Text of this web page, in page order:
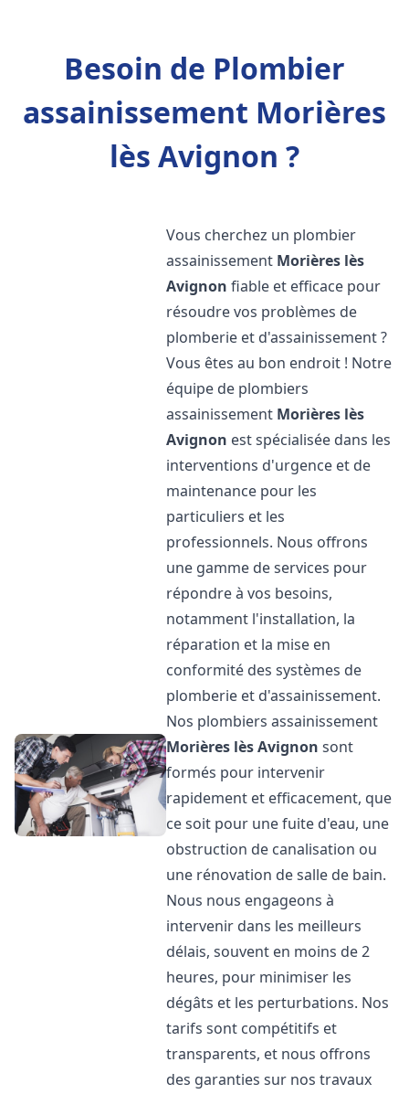
Besoin de Plombier
assainissement Morières
lès Avignon ?
Vous cherchez un plombier
assainissement Morières lès
Avignon fiable et efficace pour
résoudre vos problèmes de
plomberie et d'assainissement ?
Vous êtes au bon endroit ! Notre
équipe de plombiers
assainissement Morières lès
Avignon est spécialisée dans les
interventions d'urgence et de
maintenance pour les
particuliers et les
professionnels. Nous offrons
une gamme de services pour
répondre à vos besoins,
notamment l'installation, la
réparation et la mise en
conformité des systèmes de
plomberie et d'assainissement.
Nos plombiers assainissement
Morières lès Avignon sont
formés pour intervenir
rapidement et efficacement, que
ce soit pour une fuite d'eau, une
obstruction de canalisation ou
une rénovation de salle de bain.
Nous nous engageons à
intervenir dans les meilleurs
délais, souvent en moins de 2
heures, pour minimiser les
dégâts et les perturbations. Nos
tarifs sont compétitifs et
transparents, et nous offrons
des garanties sur nos travaux